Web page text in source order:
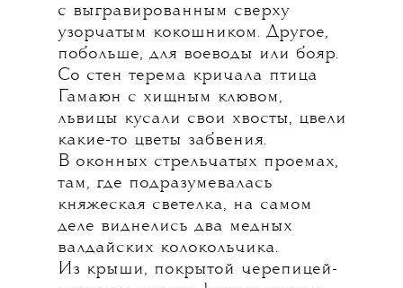
с выгравированным сверху
узорчатым кокошником. Другое,
побольше, для воеводы или бояр.
Со стен терема кричала птица
Гамаюн с хищным клювом,
львицы кусали свои хвосты, цвели
какие-то цветы забвения.
В оконных стрельчатых проемах,
там, где подразумевалась
княжеская светелка, на самом
деле виднелись два медных
валдайских колокольчика.
Из крыши, покрытой черепицей-